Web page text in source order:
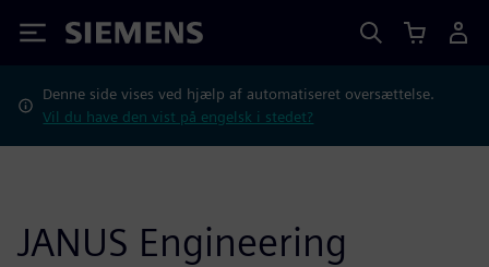
Siemens
Denne side vises ved hjælp af automatiseret oversættelse.
Vil du have den vist på engelsk i stedet?
JANUS Engineering